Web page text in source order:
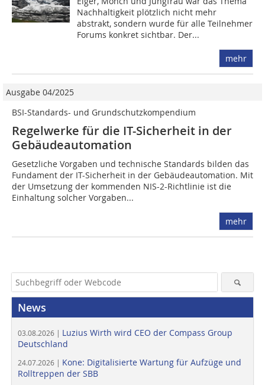
Nachhaltigkeit plötzlich nicht mehr
abstrakt, sondern wurde für alle Teilnehmer
Forums konkret sichtbar. Der...
mehr
Ausgabe 04/2025
BSI-Standards- und Grundschutzkompendium
Regelwerke für die IT-Sicherheit in der
Gebäudeautomation
Gesetzliche Vorgaben und technische Standards bilden das
Fundament der IT-Sicherheit in der Gebäudeautomation. Mit
der Umsetzung der kommenden NIS-2-Richtlinie ist die
Einhaltung solcher Vorgaben...
mehr
News
03.08.2026 | Luzius Wirth wird CEO der Compass Group
Deutschland
24.07.2026 | Kone: Digitalisierte Wartung für Aufzüge und
Rolltreppen der SBB